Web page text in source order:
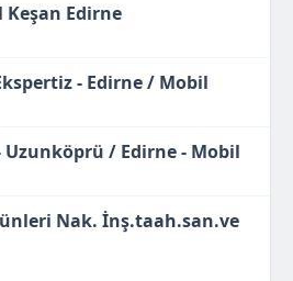
Keşan Edirne
- Edirne / Mobil
Uzunköprü / Edirne - Mobil
Nak. İnş.taah.san.ve